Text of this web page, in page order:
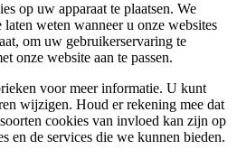
op uw apparaat te plaatsen. We
weten wanneer u onze websites
om uw gebruikerservaring te
onze website aan te passen.
voor meer informatie. U kunt
wijzigen. Houd er rekening mee dat
cookies van invloed kan zijn op
en de services die we kunnen bieden.